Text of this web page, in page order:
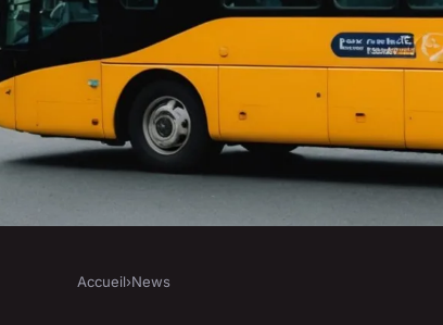
Accueil›News